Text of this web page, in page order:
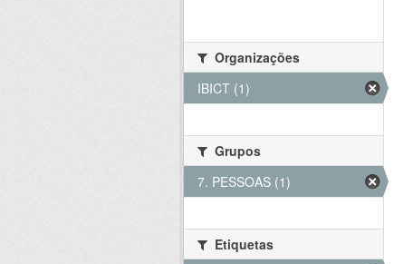
Organizações
IBICT (1)
Grupos
7. PESSOAS (1)
Etiquetas